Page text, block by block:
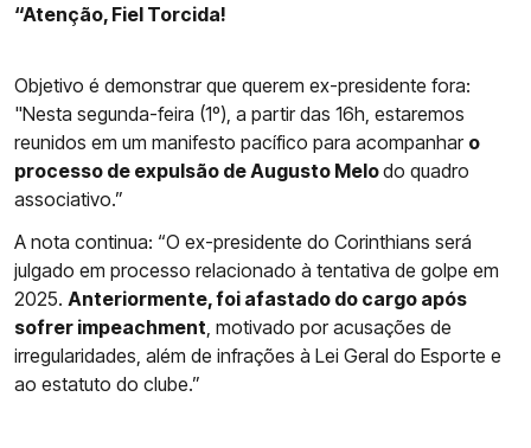
“Atenção, Fiel Torcida!
Objetivo é demonstrar que querem ex-presidente fora:
"Nesta segunda-feira (1º), a partir das 16h, estaremos
reunidos em um manifesto pacífico para acompanhar o
processo de expulsão de Augusto Melodo quadro
associativo.”
A nota continua: “O ex-presidente do Corinthians será
julgado em processo relacionado à tentativa de golpe em
2025. Anteriormente, foi afastado do cargo após
sofrer impeachment , motivado por acusações de
irregularidades, além de infrações à Lei Geral do Esporte e
ao estatuto do clube.”